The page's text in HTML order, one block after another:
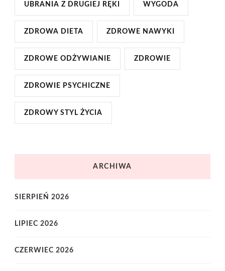
UBRANIA Z DRUGIEJ RĘKI WYGODA
ZDROWA DIETA ZDROWE NAWYKI
ZDROWE ODŻYWIANIE ZDROWIE
ZDROWIE PSYCHICZNE
ZDROWY STYL ŻYCIA
ARCHIWA
SIERPIEŃ 2026
LIPIEC 2026
CZERWIEC 2026